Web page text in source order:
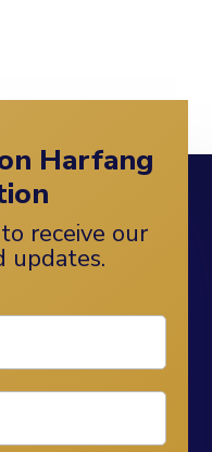
Harfang
receive our
updates.